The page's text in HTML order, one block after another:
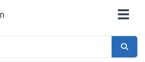
☰